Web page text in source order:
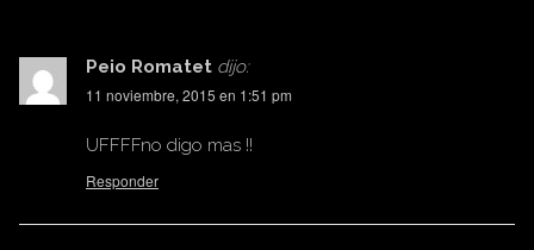
Peio Romatet dijo:
11 noviembre, 2015 en 1:51 pm
UFFFFno digo mas !!
Responder